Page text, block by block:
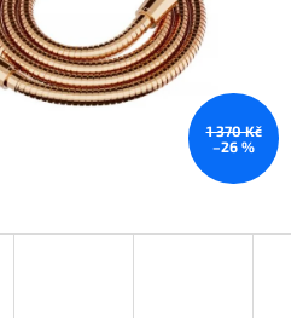
1 370 Kč
–26 %